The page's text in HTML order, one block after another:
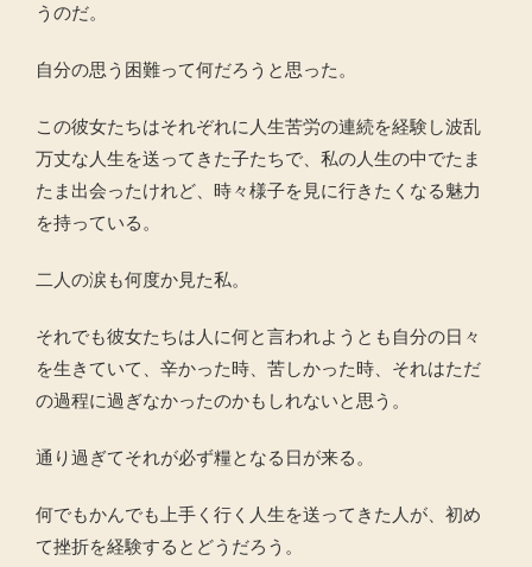
うのだ。
自分の思う困難って何だろうと思った。
この彼女たちはそれぞれに人生苦労の連続を経験し波乱
万丈な人生を送ってきた子たちで、私の人生の中でたま
たま出会ったけれど、時々様子を見に行きたくなる魅力
を持っている。
二人の涙も何度か見た私。
それでも彼女たちは人に何と言われようとも自分の日々
を生きていて、辛かった時、苦しかった時、それはただ
の過程に過ぎなかったのかもしれないと思う。
通り過ぎてそれが必ず糧となる日が来る。
何でもかんでも上手く行く人生を送ってきた人が、初め
て挫折を経験するとどうだろう。